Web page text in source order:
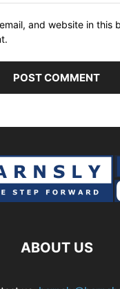
and website in this
ABOUT US